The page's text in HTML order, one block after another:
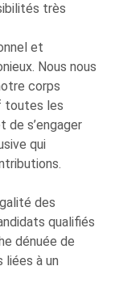
très
et
Nous nous
corps
toutes les
de s’engager
qui
des
qualifiés
dénuée de
à un